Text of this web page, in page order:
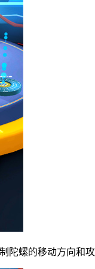
陀螺的移动方向和攻